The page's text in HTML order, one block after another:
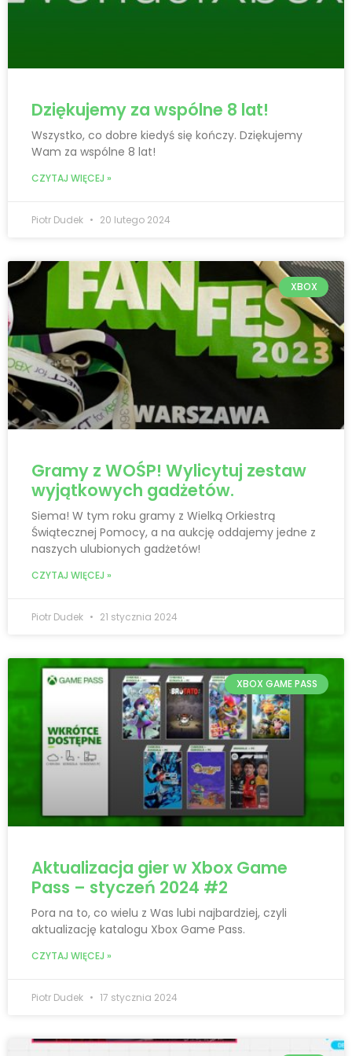
Dziękujemy za wspólne 8 lat!
Wszystko, co dobre kiedyś się kończy. Dziękujemy
Wam za wspólne 8 lat!
CZYTAJ WIĘCEJ »
Piotr Dudek 20 lutego 2024
XBOX
Gramy z WOŚP! Wylicytuj zestaw
wyjątkowych gadżetów.
Siema! W tym roku gramy z Wielką Orkiestrą
Świątecznej Pomocy, a na aukcję oddajemy jedne z
naszych ulubionych gadżetów!
CZYTAJ WIĘCEJ »
Piotr Dudek 21 stycznia 2024
XBOX GAME PASS
Aktualizacja gier w Xbox Game
Pass – styczeń 2024 #2
Pora na to, co wielu z Was lubi najbardziej, czyli
aktualizację katalogu Xbox Game Pass.
CZYTAJ WIĘCEJ »
Piotr Dudek 17 stycznia 2024